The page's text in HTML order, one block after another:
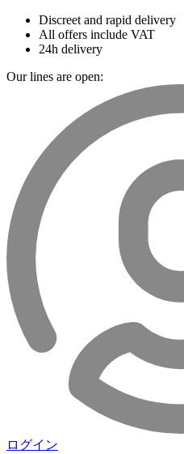
Discreet and rapid delivery
All offers include VAT
24h delivery
Our lines are open:
ログイン